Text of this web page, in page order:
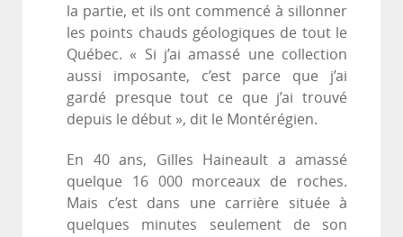
la partie, et ils ont commencé à sillonner
les points chauds géologiques de tout le
Québec. « Si j’ai amassé une collection
aussi imposante, c’est parce que j’ai
gardé presque tout ce que j’ai trouvé
depuis le début », dit le Montérégien.
En 40 ans, Gilles Haineault a amassé
quelque 16 000 morceaux de roches.
Mais c’est dans une carrière située à
quelques minutes seulement de son